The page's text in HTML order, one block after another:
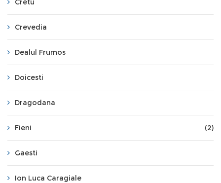
Cretu
Crevedia
Dealul Frumos
Doicesti
Dragodana
Fieni (2)
Gaesti
Ion Luca Caragiale